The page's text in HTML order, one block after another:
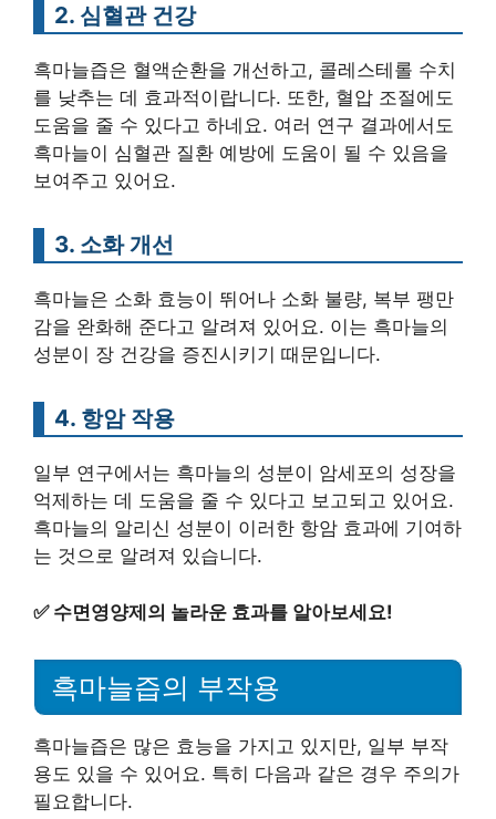
2. 심혈관 건강
흑마늘즙은 혈액순환을 개선하고, 콜레스테롤 수치
를 낮추는 데 효과적이랍니다. 또한, 혈압 조절에도
도움을 줄 수 있다고 하네요. 여러 연구 결과에서도
흑마늘이 심혈관 질환 예방에 도움이 될 수 있음을
보여주고 있어요.
3. 소화 개선
흑마늘은 소화 효능이 뛰어나 소화 불량, 복부 팽만
감을 완화해 준다고 알려져 있어요. 이는 흑마늘의
성분이 장 건강을 증진시키기 때문입니다.
4. 항암 작용
일부 연구에서는 흑마늘의 성분이 암세포의 성장을
억제하는 데 도움을 줄 수 있다고 보고되고 있어요.
흑마늘의 알리신 성분이 이러한 항암 효과에 기여하
는 것으로 알려져 있습니다.
✅ 수면영양제의 놀라운 효과를 알아보세요!
흑마늘즙의 부작용
흑마늘즙은 많은 효능을 가지고 있지만, 일부 부작
용도 있을 수 있어요. 특히 다음과 같은 경우 주의가
필요합니다.